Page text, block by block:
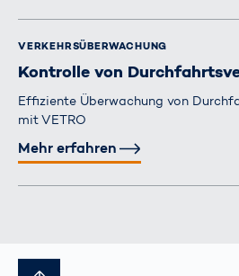
VERKEHRS­ÜBERWACHUNG
Kontrolle von
Effiziente Überwachung von
mit VETRO
Mehr erfahren